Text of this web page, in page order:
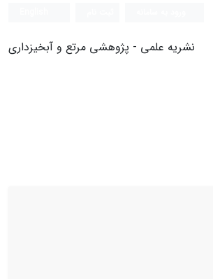
نشریه علمی - پژوهشی مرتع و آبخیزداری